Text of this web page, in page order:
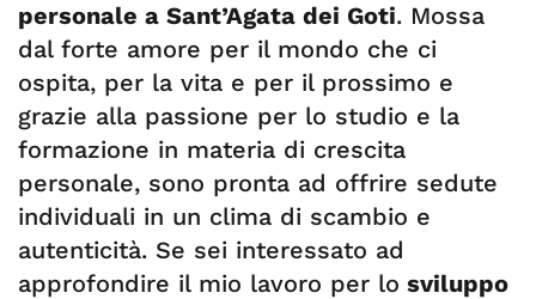
personale a Sant’Agata dei Goti. Mossa
dal forte amore per il mondo che ci
ospita, per la vita e per il prossimo e
grazie alla passione per lo studio e la
formazione in materia di crescita
personale, sono pronta ad offrire sedute
individuali in un clima di scambio e
autenticità. Se sei interessato ad
approfondire il mio lavoro per lo sviluppo